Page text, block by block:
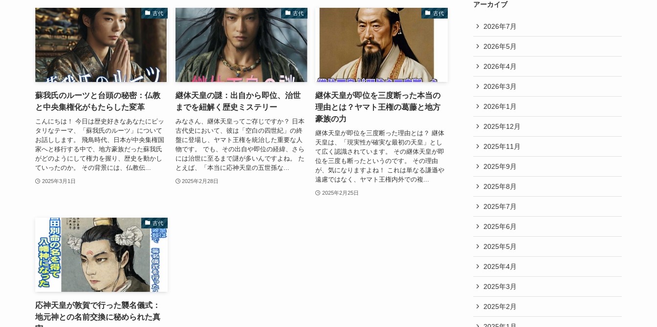
古代
蘇我氏のルーツと台頭の秘密：仏教
と中央集権化がもたらした変革
こんにちは！ 今日は歴史好きなあなたにピッ
タリなテーマ、「蘇我氏のルーツ」について
お話しします。 飛鳥時代、日本が中央集権国
家へと移行する中で、地方豪族だった蘇我氏
がどのようにして権力を握り、歴史を動かし
ていったのか。 その背景には、仏教伝...
2025年3月1日
古代
継体天皇の謎：出自から即位、治世
までを紐解く歴史ミステリー
みなさん、継体天皇ってご存じですか？ 日本
古代史において、彼は「空白の四世紀」の終
盤に登場し、ヤマト王権を統治した重要な人
物です。 でも、その出自や即位の経緯、さら
には治世に至るまで謎が多いんですよね。 た
とえば、「本当に応神天皇の五世孫な...
2025年2月28日
古代
継体天皇が即位を三度断った本当の
理由とは？ヤマト王権の葛藤と地方
豪族の力
継体天皇が即位を三度断った理由とは？ 継体
天皇は、「現実性が確実な最初の天皇」とし
て広く認識されています。 その継体天皇が即
位を三度も断ったというのです。 その理由
が、気になりますよね！ これは単なる謙遜や
遠慮ではなく、ヤマト王権内外での複...
2025年2月25日
古代
応神天皇が敦賀で行った襲名儀式：
地元神との名前交換に秘められた真
アーカイブ
2026年7月
2026年5月
2026年4月
2026年3月
2026年1月
2025年12月
2025年11月
2025年9月
2025年8月
2025年7月
2025年6月
2025年5月
2025年4月
2025年3月
2025年2月